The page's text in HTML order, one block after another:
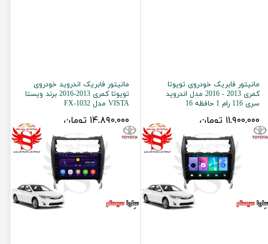
مانیتور فابریک خودروی تویوتا
کمری 2013 - 2016 مدل اندروید
سری 116 رام 1 حافظه 16
۱۱,۹۰۰,۰۰۰ تومان
مانیتور فابریک اندروید خودروی
تویوتا کمری 2013-2016 برند ویستا
VISTA مدل FX-1032
۱۴,۸۹۰,۰۰۰ تومان